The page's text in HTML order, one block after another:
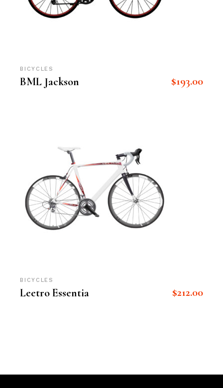
BICYCLES
BML Jackson $193.00
BICYCLES
Leetro Essentia $212.00